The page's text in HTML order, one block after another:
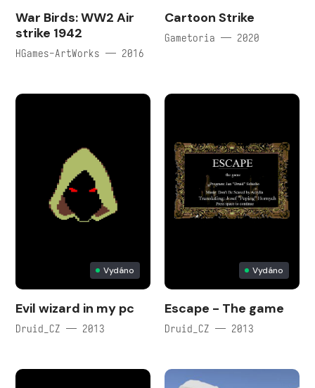
War Birds: WW2 Air
strike 1942
HGames-ArtWorks — 2016
Cartoon Strike
Gametoria — 2020
Vydáno
Evil wizard in my pc
Druid_CZ — 2013
Vydáno
Escape - The game
Druid_CZ — 2013